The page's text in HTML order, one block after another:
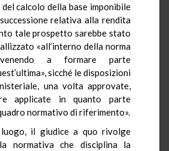
calcolo della base imponibile
relativa alla rendita
tale prospetto sarebbe stato
«all’interno della norma
venendo a formare parte
sicché le disposizioni
una volta approvate,
applicate in quanto parte
normativo di riferimento».
il giudice a quo rivolge
normativa che disciplina la